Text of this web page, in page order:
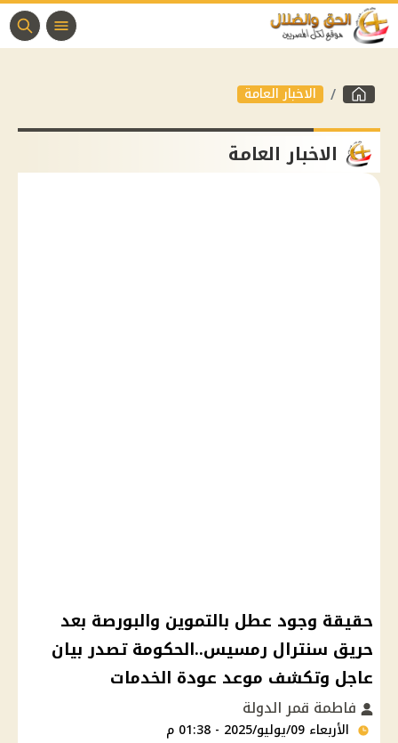
الاخبار العامة
الاخبار العامة
حقيقة وجود عطل بالتموين والبورصة بعد
حريق سنترال رمسيس..الحكومة تصدر بيان
عاجل وتكشف موعد عودة الخدمات
فاطمة قمر الدولة
الأربعاء 09/يوليو/2025 - 01:38 م